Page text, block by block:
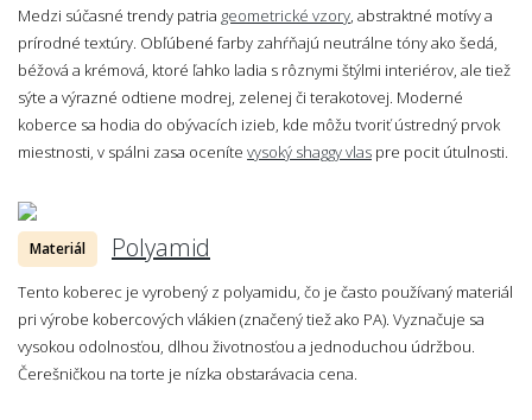
Medzi súčasné trendy patria geometrické vzory, abstraktné motívy a
prírodné textúry. Obľúbené farby zahŕňajú neutrálne tóny ako šedá,
béžová a krémová, ktoré ľahko ladia s rôznymi štýlmi interiérov, ale tiež
sýte a výrazné odtiene modrej, zelenej či terakotovej. Moderné
koberce sa hodia do obývacích izieb, kde môžu tvoriť ústredný prvok
miestnosti, v spálni zasa oceníte vysoký shaggy vlas pre pocit útulnosti.
Materiál Polyamid
Tento koberec je vyrobený z polyamidu, čo je často používaný materiál
pri výrobe kobercových vlákien (značený tiež ako PA). Vyznačuje sa
vysokou odolnosťou, dlhou životnosťou a jednoduchou údržbou.
Čerešničkou na torte je nízka obstarávacia cena.